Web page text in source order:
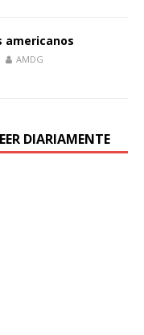
americanos
AMDG
DIARIAMENTE